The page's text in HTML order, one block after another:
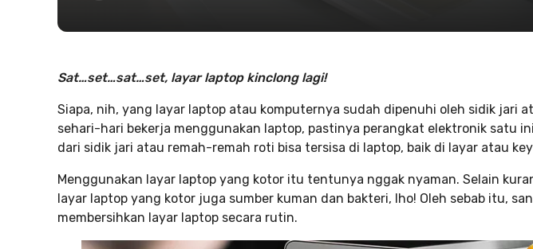
Sat…set…sat…set, layar laptop kinclong lagi!
Siapa, nih, yang layar laptop atau komputernya sudah dipenuhi oleh sidik jari
sehari-hari bekerja menggunakan laptop, pastinya perangkat elektronik satu
dari sidik jari atau remah-remah roti bisa tersisa di laptop, baik di layar atau
Menggunakan layar laptop yang kotor itu tentunya nggak nyaman. Selain
layar laptop yang kotor juga sumber kuman dan bakteri, lho! Oleh sebab itu,
membersihkan layar laptop secara rutin.